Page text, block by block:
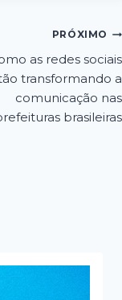
PRÓXIMO
as redes sociais
transformando a
comunicação nas
brasileiras